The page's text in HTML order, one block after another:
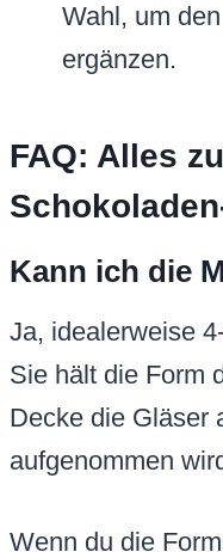
Wahl, um
ergänzen.
FAQ: Alles
Kann ich die
Ja, idealerweise
Sie hält die Form
Decke die Gläser
aufgenommen
Wenn du die